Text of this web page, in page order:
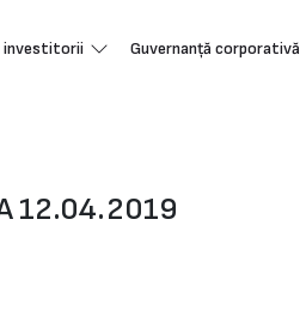
investitorii Guvernanță corporativă
12.04.2019